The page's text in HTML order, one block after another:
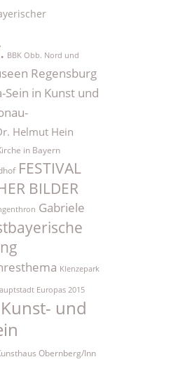
BBK Obb. Nord und
Regensburg
Sein in Kunst und
Helmut Hein
in Bayern
FESTIVAL
BILDER
Gabriele
Klenzepark
Europas 2015
Kunst- und
Obernberg/Inn